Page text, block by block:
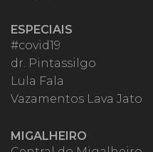
ESPECIAIS
#covid19
dr. Pintassilgo
Lula Fala
Vazamentos Lava Jato
MIGALHEIRO